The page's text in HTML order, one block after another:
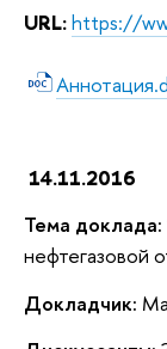
URL:https://
14.11.2016
Тема доклада:
нефтегазовой
Докладчик: